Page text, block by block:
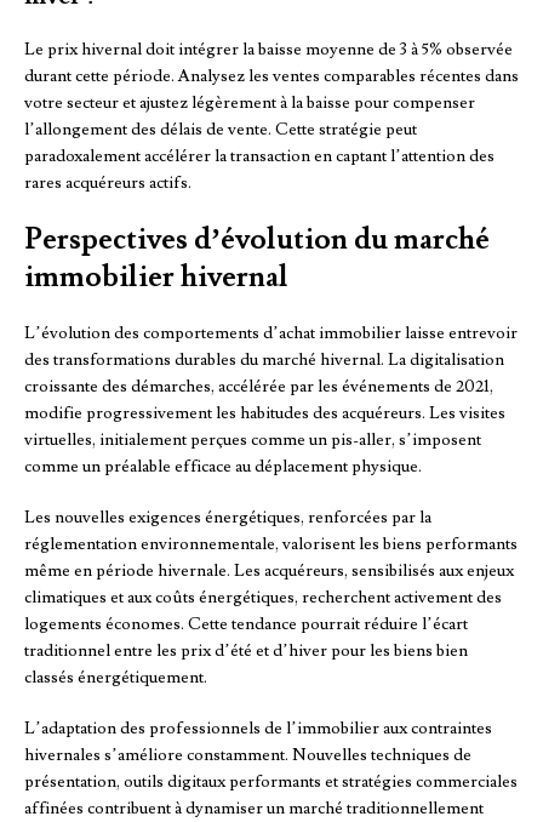
Le prix hivernal doit intégrer la baisse moyenne de 3 à 5% observée
durant cette période. Analysez les ventes comparables récentes dans
votre secteur et ajustez légèrement à la baisse pour compenser
l’allongement des délais de vente. Cette stratégie peut
paradoxalement accélérer la transaction en captant l’attention des
rares acquéreurs actifs.
Perspectives d’évolution du marché
immobilier hivernal
L’évolution des comportements d’achat immobilier laisse entrevoir
des transformations durables du marché hivernal. La digitalisation
croissante des démarches, accélérée par les événements de 2021,
modifie progressivement les habitudes des acquéreurs. Les visites
virtuelles, initialement perçues comme un pis-aller, s’imposent
comme un préalable efficace au déplacement physique.
Les nouvelles exigences énergétiques, renforcées par la
réglementation environnementale, valorisent les biens performants
même en période hivernale. Les acquéreurs, sensibilisés aux enjeux
climatiques et aux coûts énergétiques, recherchent activement des
logements économes. Cette tendance pourrait réduire l’écart
traditionnel entre les prix d’été et d’hiver pour les biens bien
classés énergétiquement.
L’adaptation des professionnels de l’immobilier aux contraintes
hivernales s’améliore constamment. Nouvelles techniques de
présentation, outils digitaux performants et stratégies commerciales
affinées contribuent à dynamiser un marché traditionnellement